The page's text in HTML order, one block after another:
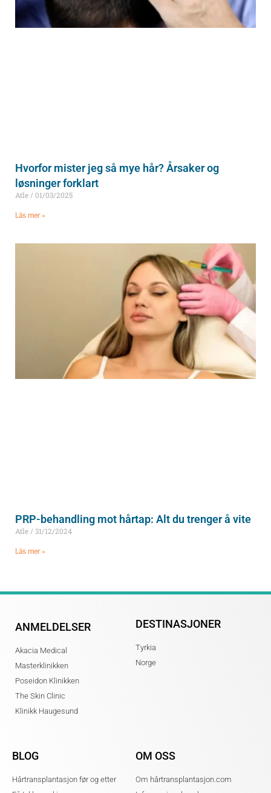
Hvorfor mister jeg så mye hår? Årsaker og
løsninger forklart
Atle 01/03/2025
Läs mer »
PRP-behandling mot hårtap: Alt du trenger å vite
Atle 31/12/2024
Läs mer »
ANMELDELSER
Akacia Medical
Masterklinikken
Poseidon Klinikken
The Skin Clinic
Klinikk Haugesund
DESTINASJONER
Tyrkia
Norge
BLOG
Hårtransplantasjon før og etter
OM OSS
Om hårtransplantasjon.com